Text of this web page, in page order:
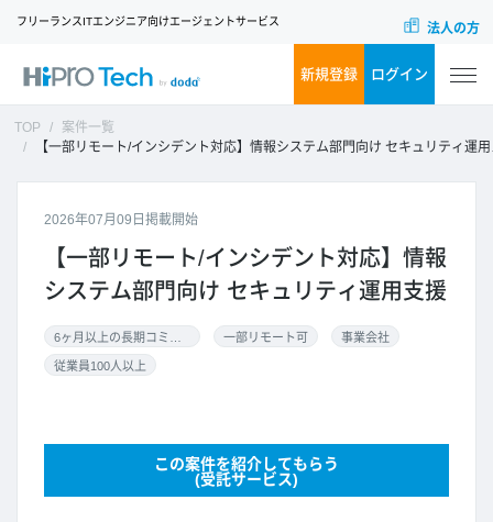
フリーランスITエンジニア向けエージェントサービス 法人の方
新規登録 ログイン
TOP
案件一覧
【一部リモート/インシデント対応】情報システム部門向け セキュリティ運用支援
2026年07月09日掲載開始
【一部リモート/インシデント対応】情報
システム部門向け セキュリティ運用支援
一部リモート可 事業会社
従業員100人以上
この案件を紹介してもらう
(受託サービス)